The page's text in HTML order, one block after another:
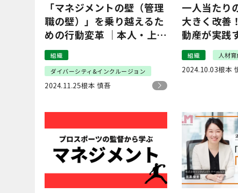
「マネジメントの壁（管理
職の壁）」を乗り越えるた
めの行動変革 ｜本人・上
司・全社で実現する女性活
躍推進
組織
ダイバーシティ&インクルージョン
2024.11.25根本 慎吾
一人当たり
大きく改善
動産が実践
は？
組織 人材
2024.10.03根本